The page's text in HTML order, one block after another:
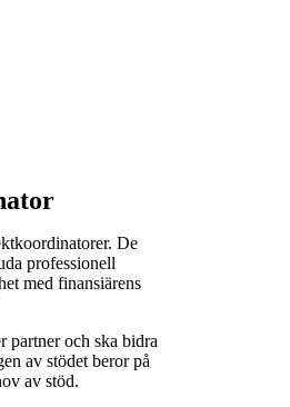
De
professionell
med finansiärens
partner och ska bidra
av stödet beror på
av stöd.